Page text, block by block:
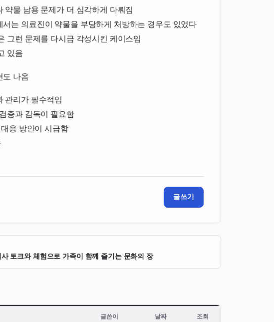
물 남용 문제가 더 심각하게 다뤄짐
는 의료진이 약물을 부당하게 처방하는 경우도 있었다
그런 문제를 다시금 각성시킨 케이스임
있음
도 나옴
관리가 필수적임
증과 감독이 필요함
응 방안이 시급함
글쓰기
토크와 체험으로 가족이 함께 즐기는 문화의 장
글쓴이 날짜 조회